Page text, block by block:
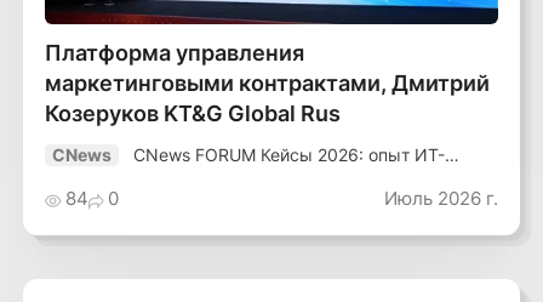
Платформа управления
маркетинговыми контрактами, Дмитрий
Козеруков KT&G Global Rus
CNews
CNews FORUM Кейсы 2026: опыт ИТ-
84 0 Июль 2026 г.